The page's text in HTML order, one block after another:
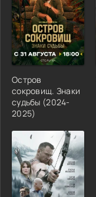
Остров
сокровищ. Знаки
судьбы (2024-
2025)